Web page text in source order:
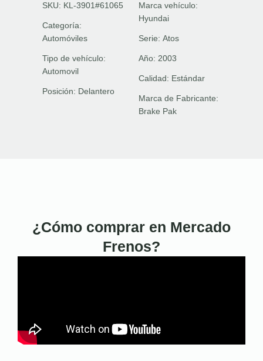
SKU: KL-3901#61065
Categoría:
Automóviles
Tipo de vehículo:
Automovil
Posición: Delantero
Marca vehículo:
Hyundai
Serie: Atos
Año: 2003
Calidad: Estándar
Marca de Fabricante:
Brake Pak
¿Cómo comprar en Mercado
Frenos?